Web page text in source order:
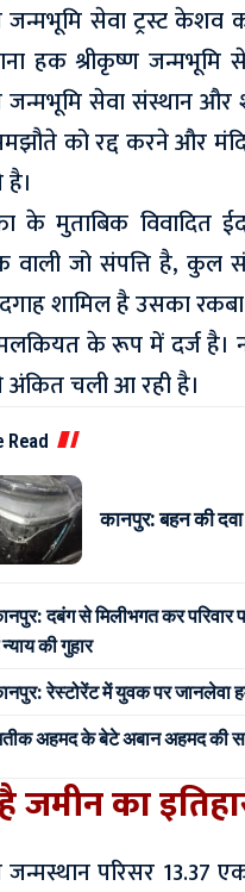
जन्मभूमि सेवा ट्रस्ट
हक श्रीकृष्ण
जन्मभूमि सेवा संस्थान
को रद्द करने और
के मुताबिक विवादित
वाली जो संपत्ति है, कुल
शामिल है उसका
के रूप में दर्ज है।
अंकित चली आ रही है।
Read
कानपुर: बहन की
दबंग से मिलीभगत कर परिवार
की गुहार
रेस्टोरेंट में युवक पर जानलेवा
अहमद के बेटे अबान अहमद की
जमीन का
जन्मस्थान परिसर 13.37